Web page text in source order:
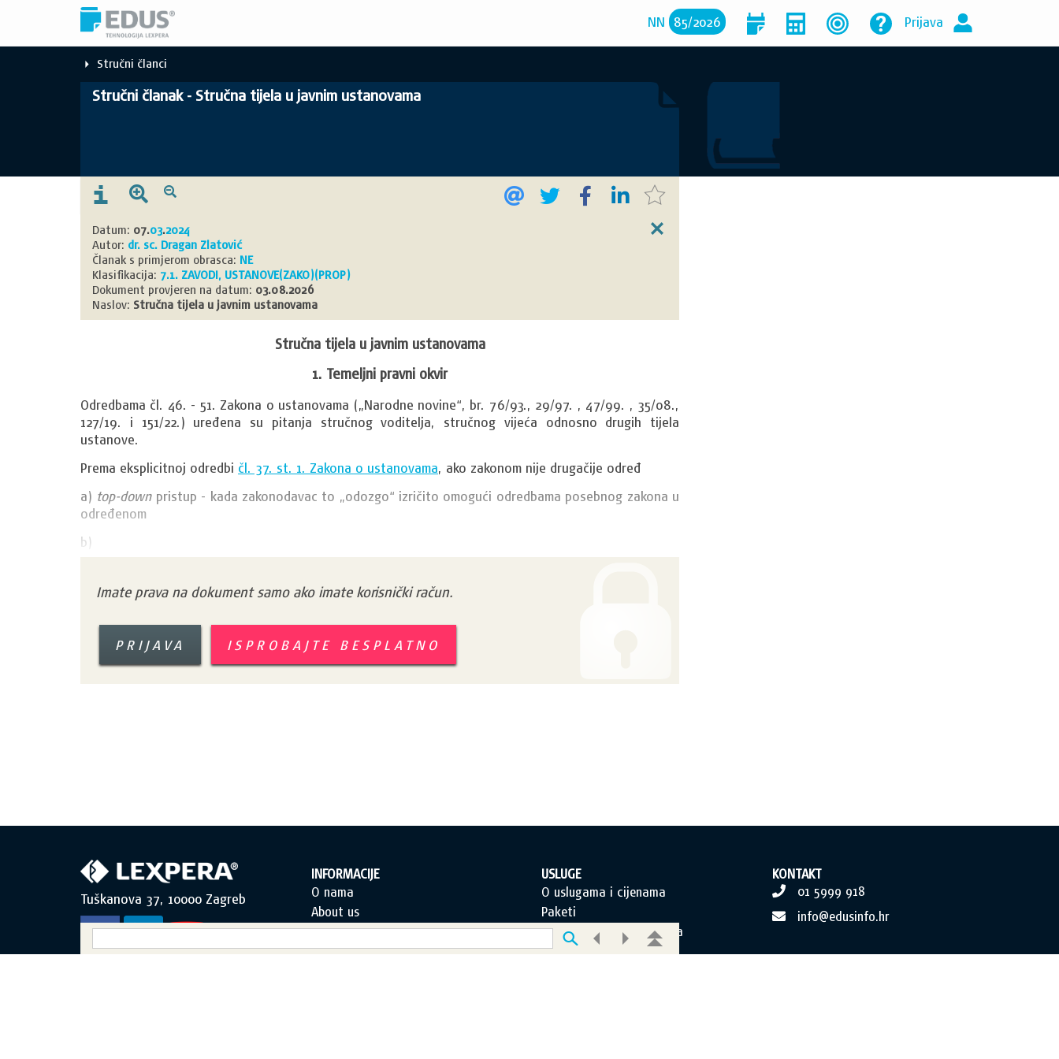
NN 85/2026 Prijava
Stručni članci
Stručni članak - Stručna tijela u javnim ustanovama
Datum: 07.03.2024
Autor: dr. sc. Dragan Zlatović
Članak s primjerom obrasca: NE
Klasifikacija: 7.1. ZAVODI, USTANOVE(ZAKO)(PROP)
Dokument provjeren na datum: 03.08.2026
Naslov: Stručna tijela u javnim ustanovama
Stručna tijela u javnim ustanovama
1. Temeljni pravni okvir
Odredbama čl. 46. - 51. Zakona o ustanovama („Narodne novine“, br. 76/93., 29/97. , 47/99. , 35/08.,
127/19. i 151/22.) uređena su pitanja stručnog voditelja, stručnog vijeća odnosno drugih tijela
ustanove.
Prema eksplicitnoj odredbi čl. 37. st. 1. Zakona o ustanovama, ako zakonom nije drugačije određ
a) top-down pristup - kada zakonodavac to „odozgo“ izričito omogući odredbama posebnog zakona u
određenom
b)
Imate prava na dokument samo ako imate korisnički račun.
PRIJAVA ISPROBAJTE BESPLATNO
Tuškanova 37, 10000 Zagreb
INFORMACIJE
O nama
About us
Uvjeti korištenja
Opći uvjeti poslovanja
USLUGE
O uslugama i cijenama
Paketi
Često postavljana pitanja
Korisnička podrška
KONTAKT
01 5999 918
info@edusinfo.hr